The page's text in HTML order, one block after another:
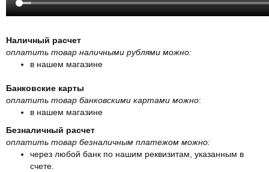
Наличный расчет
оплатить товар наличными рублями можно:
в нашем магазине
Банковские карты
оплатить товар банковскими картами можно:
в нашем магазине
Безналичный расчет
оплатить товар безналичным платежом можно:
через любой банк по нашим реквизитам, указанным в
счете.